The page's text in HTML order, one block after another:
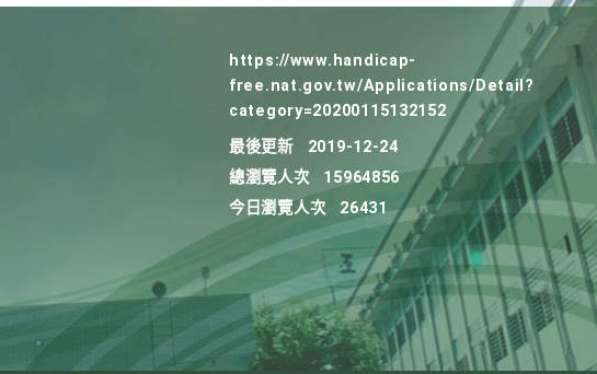
https://www.handicap-
free.nat.gov.tw/Applications/Detail?
category=20200115132152
最後更新
2019-12-24
總瀏覽人次
15964856
今日瀏覽人次
26431